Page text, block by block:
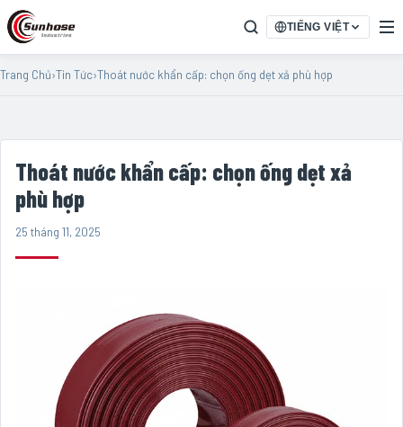
TIẾNG VIỆT
Trang Chủ›Tin Tức›Thoát nước khẩn cấp: chọn ống dẹt xả phù hợp
Thoát nước khẩn cấp: chọn ống dẹt xả
phù hợp
25 tháng 11, 2025